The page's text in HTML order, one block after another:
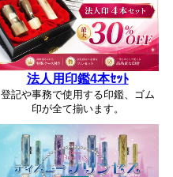
法人用印鑑4本ｾｯﾄ
登記や事務で使用する印鑑、ゴム
印が全て揃います。